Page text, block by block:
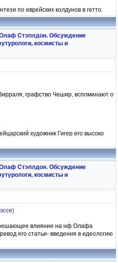
по еврейских колдунов в гетто.
Стэплдон. Обсуждение
космисты и
графство Чешир, вспоминают о
художник Гигер его высоко
Стэплдон. Обсуждение
космисты и
решающее влияние на нф Олафа
его статьи- введения в идеологию